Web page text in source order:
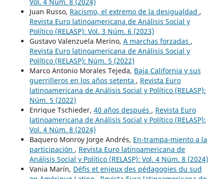
Juan Russo, Racismo, el extremo de la desigualdad ,
Revista Euro latinoamericana de Análisis Social y
Político (RELASP): Vol. 3 Núm. 6 (2023)
Gustavo Valenzuela Merino, A marchas forzadas ,
Revista Euro latinoamericana de Análisis Social y
Político (RELASP): Núm. 5 (2022)
Marco Antonio Morales Tejeda, Baja California y sus
guerrilleros en los años setenta , Revista Euro
latinoamericana de Análisis Social y Político (RELASP):
Núm. 5 (2022)
Enrique Tschieder, 40 años después , Revista Euro
latinoamericana de Análisis Social y Político (RELASP):
Vol. 4 Núm. 8 (2024)
Baquero Monroy Jorge Andrés, En-trampa-miento a la
participación , Revista Euro latinoamericana de
Análisis Social y Político (RELASP): Vol. 4 Núm. 8 (2024)
Vania Marín, Défis et enjeux des pédagogies du sud